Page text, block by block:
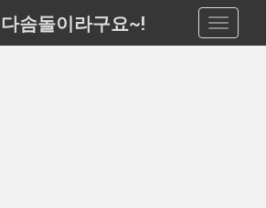
솜돌이라구요~!